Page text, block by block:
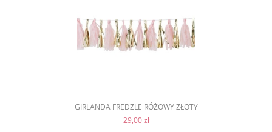
GIRLANDA FRĘDZLE RÓŻOWY ZŁOTY
29,00 zł